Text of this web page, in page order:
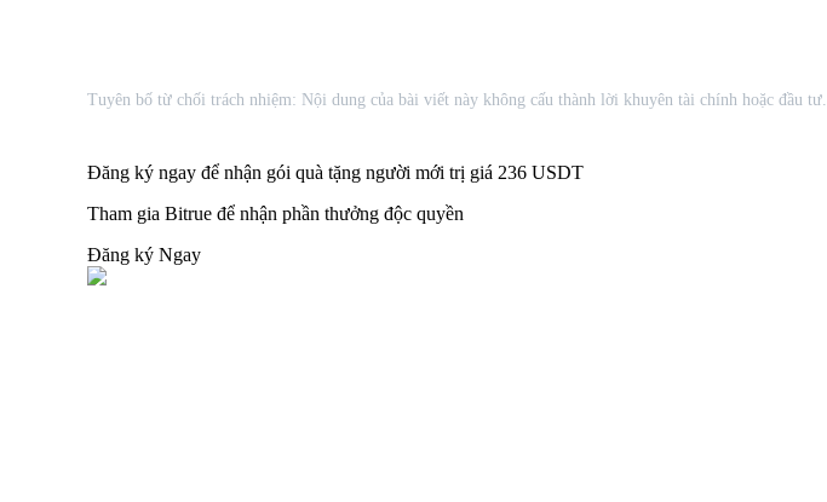
Tuyên bố từ chối trách nhiệm: Nội dung của bài viết này không cấu thành lời khuyên tài chính hoặc đầu tư.
Đăng ký ngay để nhận gói quà tặng người mới trị giá 236 USDT
Tham gia Bitrue để nhận phần thưởng độc quyền
Đăng ký Ngay